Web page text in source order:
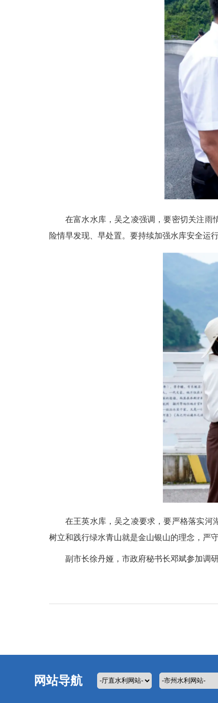
在富水水库，吴之凌强调，要密切关注雨
险情早发现、早处置。要持续加强水库安全运
在王英水库，吴之凌要求，要严格落实河
树立和践行绿水青山就是金山银山的理念，严
副市长徐丹娅，市政府秘书长邓斌参加调研
网站导航